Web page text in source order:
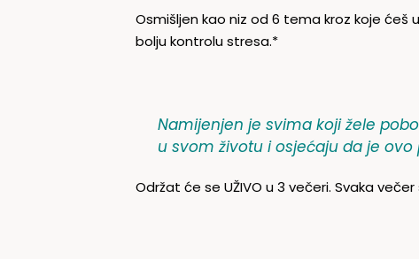
Osmišljen kao niz od 6 tema kroz koje ćeš
bolju kontrolu stresa.*
Namijenjen je svima koji žele
u svom životu i osjećaju da je ovo
Održat će se UŽIVO u 3 večeri. Svaka